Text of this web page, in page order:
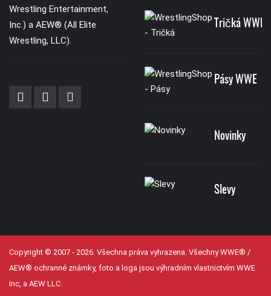
Wrestling Entertainment,
Inc.) a AEW® (All Elite
Wrestling, LLC).
Tričká WWE
Pásy WWE
Novinky
Slevy
Copyright © 2007 - 2026. Všechna práva vyhrazena. Všechny WWE® /
AEW® ochranné známky, foto a loga jsou výhradním vlastnictvím WWE
Inc, a AEW LLC.